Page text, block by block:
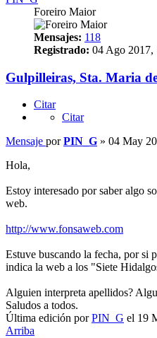
Foreiro Maior
Mensajes: 118
Registrado: 04 Ago 2017,
Gulpilleiras, Sta. Maria
Citar
Citar
Mensaje porPIN_G » 04 May
Hola,
Estoy interesado por saber algo
web.
http://www.fonsaweb.com
Estuve buscando la fecha, por si
indica la web a los "Siete
Alguien interpreta apellidos?
Saludos a todos.
Última edición porPIN_G el 19
Arriba